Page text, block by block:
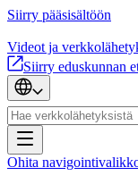
Siirry pääsisältöön
Videot ja
Siirry eduskunnan
Ohita